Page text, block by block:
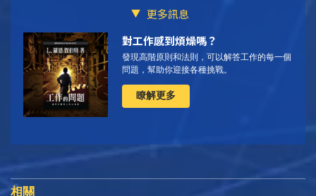
更多訊息
對工作感到煩燥嗎？
發現高階原則和法則，可以解答工作的每一個
問題，幫助你迎接各種挑戰。
瞭解更多
相關